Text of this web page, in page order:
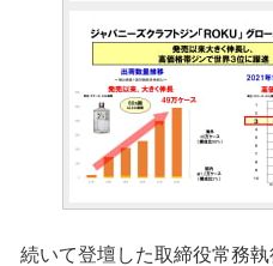
続いて登壇した取締役常務執